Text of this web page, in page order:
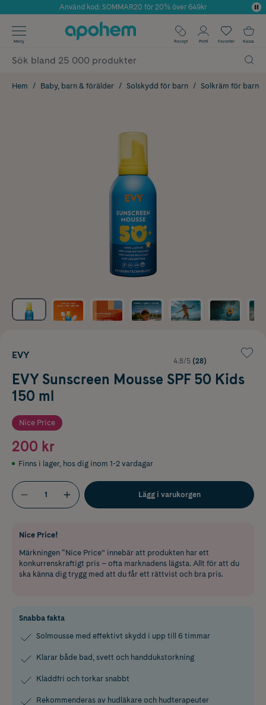
Årets Butik 2025 inom Skönhet
Använd kod: SOMMAR20 för 20% över 649kr
✓ Fri frakt
✓ Poäng på alla köp*
Meny Recept Profil Favoriter Kassa
Hem Baby, barn & förälder Solskydd för barn Solkräm för barn
EVY
4.8/5 (28)
EVY Sunscreen Mousse SPF 50 Kids
150 ml
Nice Price
200 kr
Finns i lager, hos dig inom 1-2 vardagar
Lägg i varukorgen
Nice Price!
Märkningen “Nice Price” innebär att produkten har ett
konkurrenskraftigt pris – ofta marknadens lägsta. Allt för att du
ska känna dig trygg med att du får ett rättvist och bra pris.
Snabba fakta
Solmousse med effektivt skydd i upp till 6 timmar
Klarar både bad, svett och handdukstorkning
Kladdfri och torkar snabbt
Rekommenderas av hudläkare och hudterapeuter